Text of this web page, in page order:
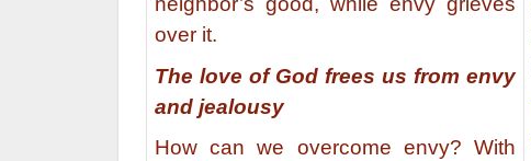
over it.
The love of God frees us from envy
and jealousy
How can we overcome envy? With